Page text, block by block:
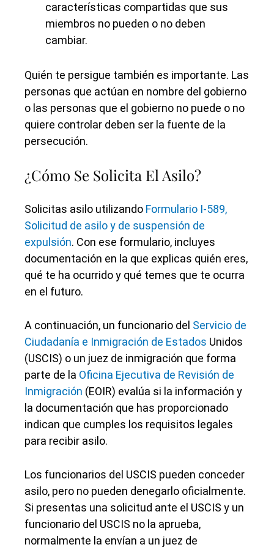
características compartidas que sus
miembros no pueden o no deben
cambiar.
Quién te persigue también es importante. Las
personas que actúan en nombre del gobierno
o las personas que el gobierno no puede o no
quiere controlar deben ser la fuente de la
persecución.
¿Cómo Se Solicita El Asilo?
Solicitas asilo utilizando Formulario I-589,
Solicitud de asilo y de suspensión de
expulsión. Con ese formulario, incluyes
documentación en la que explicas quién eres,
qué te ha ocurrido y qué temes que te ocurra
en el futuro.
A continuación, un funcionario del Servicio de
Ciudadanía e Inmigración de Estados Unidos
(USCIS) o un juez de inmigración que forma
parte de la Oficina Ejecutiva de Revisión de
Inmigración (EOIR) evalúa si la información y
la documentación que has proporcionado
indican que cumples los requisitos legales
para recibir asilo.
Los funcionarios del USCIS pueden conceder
asilo, pero no pueden denegarlo oficialmente.
Si presentas una solicitud ante el USCIS y un
funcionario del USCIS no la aprueba,
normalmente la envían a un juez de